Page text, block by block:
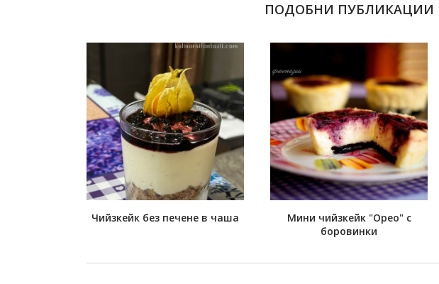
ПОДОБНИ ПУБЛИКАЦИИ
Чийзкейк без печене в чаша
Мини чийзкейк "Орео" с
боровинки